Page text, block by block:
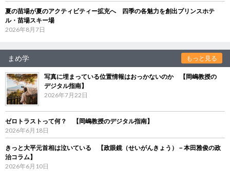
夏の苗場が夏のアクティビティー拡充へ 四季の各魅力を創出プリンスホテ
ル・苗場スキー場
2026年8月7日
まめ学 もっと見る
写真に埋まっている位置情報はおっかないのか 【岡嶋教授の
デジタル指南】
2026年7月22日
ゼロトラストって何？ 【岡嶋教授のデジタル指南】
2026年6月18日
きっと大平元首相は泣いている 【政眼鏡（せいがんきょう）－本田雅俊の政
治コラム】
2026年6月10日